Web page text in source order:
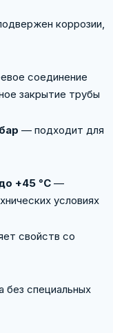
коррозии,
соединение
закрытие трубы
— подходит для
+45 °C —
условиях
свойств со
без специальных